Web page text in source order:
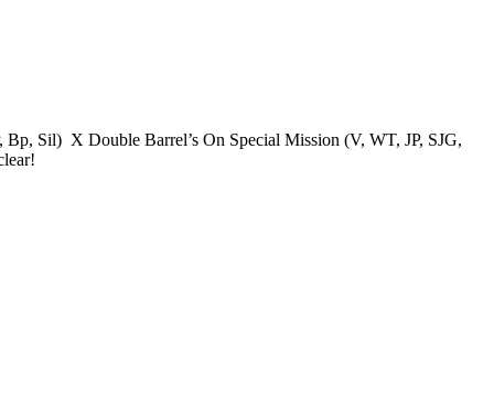
Sil) X Double Barrel’s On Special Mission (V, WT, JP, SJG,